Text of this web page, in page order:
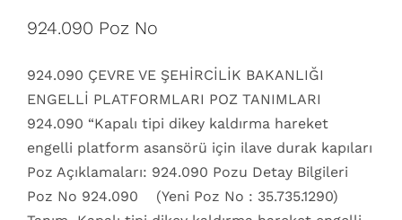
924.090 Poz No
924.090 ÇEVRE VE ŞEHİRCİLİK BAKANLIĞI
ENGELLİ PLATFORMLARI POZ TANIMLARI
924.090 “Kapalı tipi dikey kaldırma hareket
engelli platform asansörü için ilave durak kapıları
Poz Açıklamaları: 924.090 Pozu Detay Bilgileri
Poz No 924.090 (Yeni Poz No : 35.735.1290)